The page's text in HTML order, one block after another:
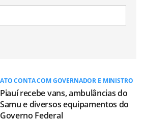
ATO CONTA COM GOVERNADOR E MINISTRO
Piauí recebe vans, ambulâncias do
Samu e diversos equipamentos do
Governo Federal